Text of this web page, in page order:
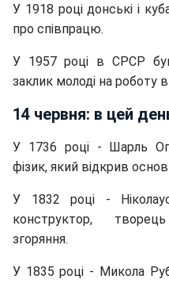
У 1918 році донські і
про співпрацю.
У 1957 році в СРСР
заклик молоді на роботу
14 червня: в цей
У 1736 році - Шарль
фізик, який відкрив
У 1832 році -
конструктор,
згоряння.
У 1835 році - Микола